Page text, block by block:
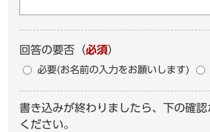
回答の要否 （必須）
必要(お名前の入力をお願いします)
書き込みが終わりましたら、下の確
ください。